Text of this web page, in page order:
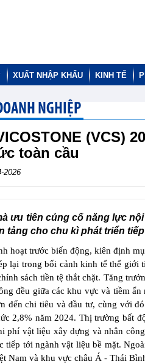
XUẤT NHẬP KHẨU KINH TẾ
NGHIỆP
(VCS)
toàn cầu
2026
ưu tiên củng cố năng lực
tảng cho chu kì phát triển
hoạt trước biến động, kiên định
lại trong bối cảnh kinh tế thế giới
sách tiền tệ thắt chặt. Tăng
đều giữa các khu vực và tiềm
đến chi tiêu và đầu tư, cùng với
2,8% năm 2024. Thị trường bất
phí vật liệu xây dựng và nhân
tiếp tới ngành vật liệu bề mặt.
Nam và khu vực châu Á - Thái